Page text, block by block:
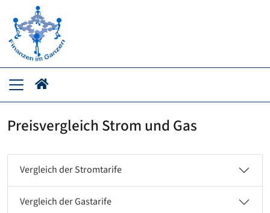
Preisvergleich Strom und Gas
Vergleich der Stromtarife
Vergleich der Gastarife